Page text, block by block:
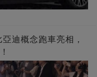
迪概念跑車亮相，